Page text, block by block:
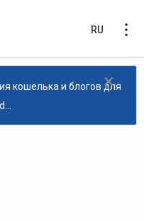
RU
×
кошелька и блогов для